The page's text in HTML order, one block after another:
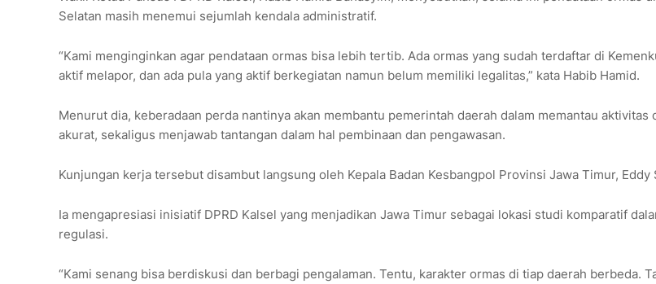
Selatan masih menemui sejumlah kendala administratif.
“Kami menginginkan agar pendataan ormas bisa lebih tertib. Ada ormas yang sudah terdaftar di
aktif melapor, dan ada pula yang aktif berkegiatan namun belum memiliki legalitas,” kata Habib Hamid.
Menurut dia, keberadaan perda nantinya akan membantu pemerintah daerah dalam memantau aktivitas
akurat, sekaligus menjawab tantangan dalam hal pembinaan dan pengawasan.
Kunjungan kerja tersebut disambut langsung oleh Kepala Badan Kesbangpol Provinsi Jawa Timur, Eddy
Ia mengapresiasi inisiatif DPRD Kalsel yang menjadikan Jawa Timur sebagai lokasi studi komparatif
regulasi.
“Kami senang bisa berdiskusi dan berbagi pengalaman. Tentu, karakter ormas di tiap daerah berbeda.